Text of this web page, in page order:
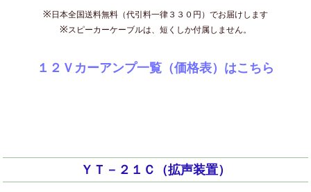
※ 日本全国送料無料（代引料一律３３０円）でお届けします
※スピーカーケーブルは、短くしか付属しません。
１２Ｖカーアンプ一覧（価格表）はこちら
ＹＴ－２１Ｃ（拡声装置）